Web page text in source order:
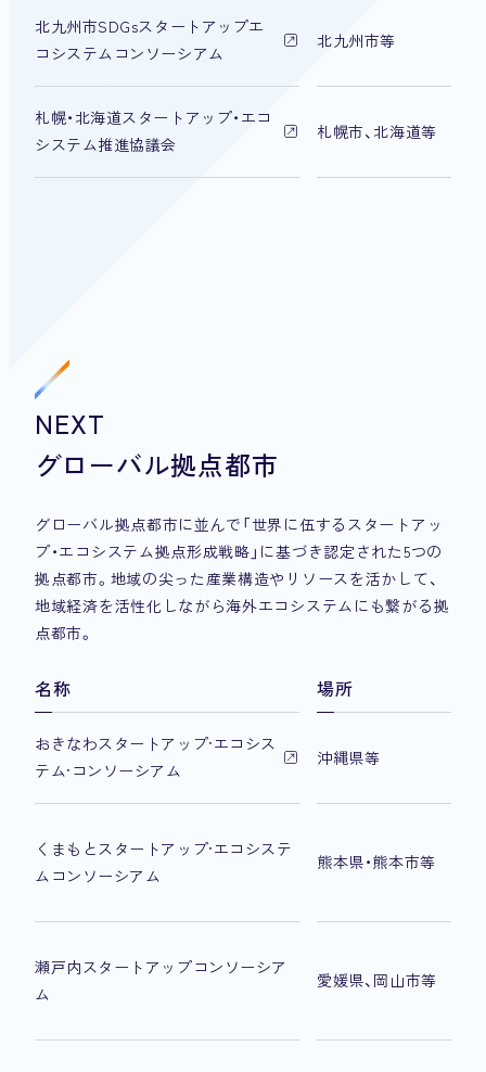
北九州市SDGsスタートアップエ
コシステムコンソーシアム
北九州市等
札幌・北海道スタートアップ・エコ
システム推進協議会
札幌市、北海道等
NEXT
グローバル拠点都市
グローバル拠点都市に並んで「世界に伍するスタートアッ
プ・エコシステム拠点形成戦略」に基づき認定された5つの
拠点都市。地域の尖った産業構造やリソースを活かして、
地域経済を活性化しながら海外エコシステムにも繋がる拠
点都市。
名称 場所
おきなわスタートアップ·エコシス
テム·コンソーシアム
沖縄県等
くまもとスタートアップ·エコシステ
ムコンソーシアム
熊本県・熊本市等
瀬戸内スタートアップコンソーシア
ム
愛媛県、岡山市等